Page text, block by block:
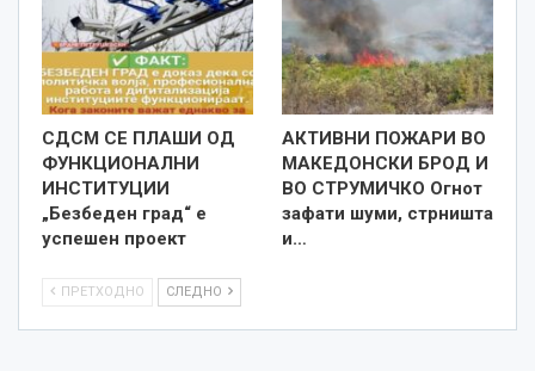
СДСМ СЕ ПЛАШИ ОД
ФУНКЦИОНАЛНИ
ИНСТИТУЦИИ
„Безбеден град“ е
успешен проект
АКТИВНИ ПОЖАРИ ВО
МАКЕДОНСКИ БРОД И
ВО СТРУМИЧКО Огнот
зафати шуми, стрништа
и…
ПРЕТХОДНО СЛЕДНО